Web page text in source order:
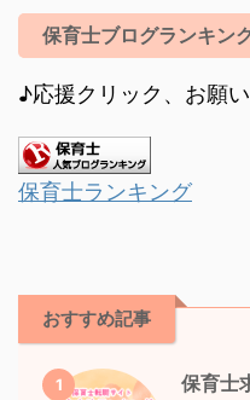
保育士ブログランキン
♪応援クリック、お願
保育士ランキング
おすすめ記事
1
保育士